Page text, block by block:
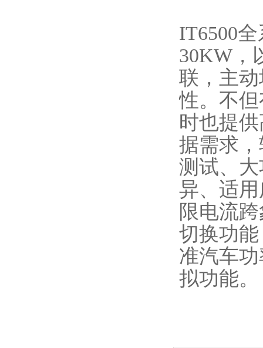
IT6500
30KW，
联，主
性。不
时也提
据需求
测试、
异、适
限电流
切换功
准汽车
拟功能。